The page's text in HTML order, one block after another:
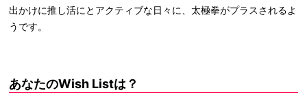
出かけに推し活にとアクティブな日々に、太極拳がプラスされるよ
うです。
あなたのWish Listは？